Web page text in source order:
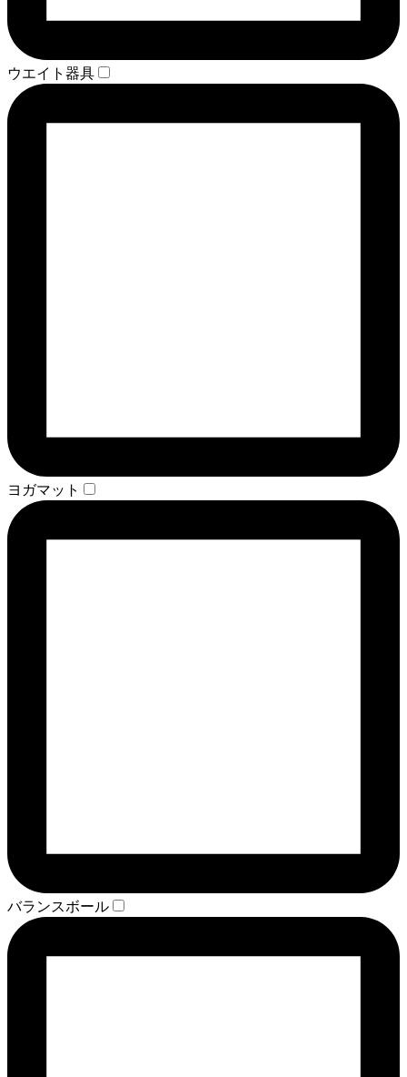
ウエイト器具
ヨガマット
バランスボール